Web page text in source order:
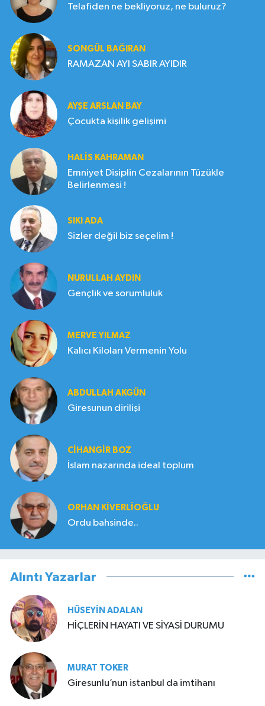
Telafiden ne bekliyoruz, ne buluruz?
SONGÜL BAĞIRAN
RAMAZAN AYI SABIR AYIDIR
AYŞE ARSLAN BAY
Çocukta kişilik gelişimi
HALIS KAHRAMAN
Emniyet Disiplin Cezalarının Tüzükle
Belirlenmesi !
SIKI ADA
Sizler değil biz seçelim !
NURULLAH AYDIN
Gençlik ve sorumluluk
MERVE YILMAZ
Kalıcı Kiloları Vermenin Yolu
ABDULLAH AKGÜN
Giresunun dirilişi
CIHANGIR BOZ
İslam nazarında ideal toplum
ORHAN KIVERLIOĞLU
Ordu bahsinde..
Alıntı Yazarlar
HÜSEYIN ADALAN
HİÇLERİN HAYATI VE SİYASİ DURUMU
MURAT TOKER
Giresunlu’nun istanbul da imtihanı